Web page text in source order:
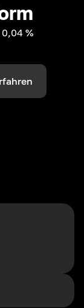
%